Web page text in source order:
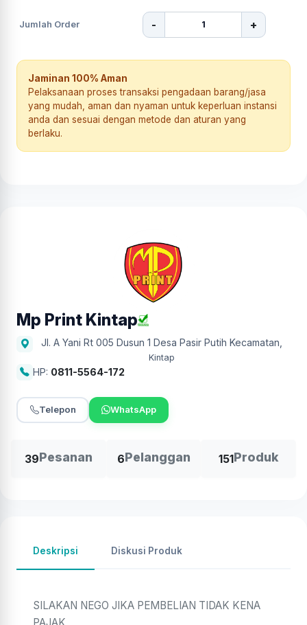
Jumlah Order - +
Jaminan 100% Aman
Pelaksanaan proses transaksi pengadaan barang/jasa
yang mudah, aman dan nyaman untuk keperluan instansi
anda dan sesuai dengan metode dan aturan yang
berlaku.
Mp Print Kintap
Jl. A Yani Rt 005 Dusun 1 Desa Pasir Putih Kecamatan
Kintap
HP: 0811-5564-172
Telepon WhatsApp
39Pesanan 6Pelanggan 151Produk
Deskripsi Diskusi Produk
SILAKAN NEGO JIKA PEMBELIAN TIDAK KENA
PAJAK